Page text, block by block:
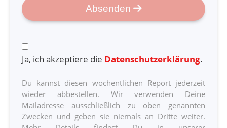
Also noch mal, der Uniabsolventen hat 12.000. Aber
er nicht wirklich von den Definitionen her, sondern
er hat die Definition meistens erraten, sich
ausgedacht, aus dem Kontext geschlossen – und das
ist eine verdammt schlechte Idee.
Absenden
Ja, ich akzeptiere die Datenschutzerklärung.
Du kannst diesen wöchentlichen Report jederzeit
wieder abbestellen. Wir verwenden Deine
Mailadresse ausschließlich zu oben genannten
Zwecken und geben sie niemals an Dritte weiter.